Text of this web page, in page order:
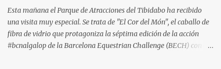
acuario se plantea como un viaje a...
Esta mañana el Parque de Atracciones del Tibidabo ha recibido
una visita muy especial. Se trata de "El Cor del Món", el caballo de
fibra de vidrio que protagoniza la séptima edición de la acción
#bcnalgalop de la Barcelona Equestrian Challenge (BECH) con el